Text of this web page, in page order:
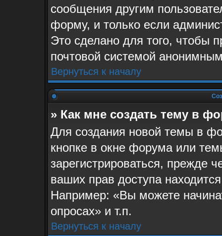
сообщения другим
форму, и только если
Это сделано для того, чтобы
почтовой системой
Вернуться к началу
» Как мне создать тему в
Для создания новой темы в
кнопке в окне форума или
зарегистрироваться, прежде
ваших прав доступа
Например: «Вы можете
опросах» и т.п.
Вернуться к началу